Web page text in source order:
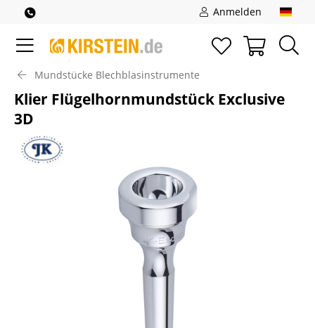
Anmelden
Mundstücke Blechblasinstrumente
Klier Flügelhornmundstück Exclusive
3D